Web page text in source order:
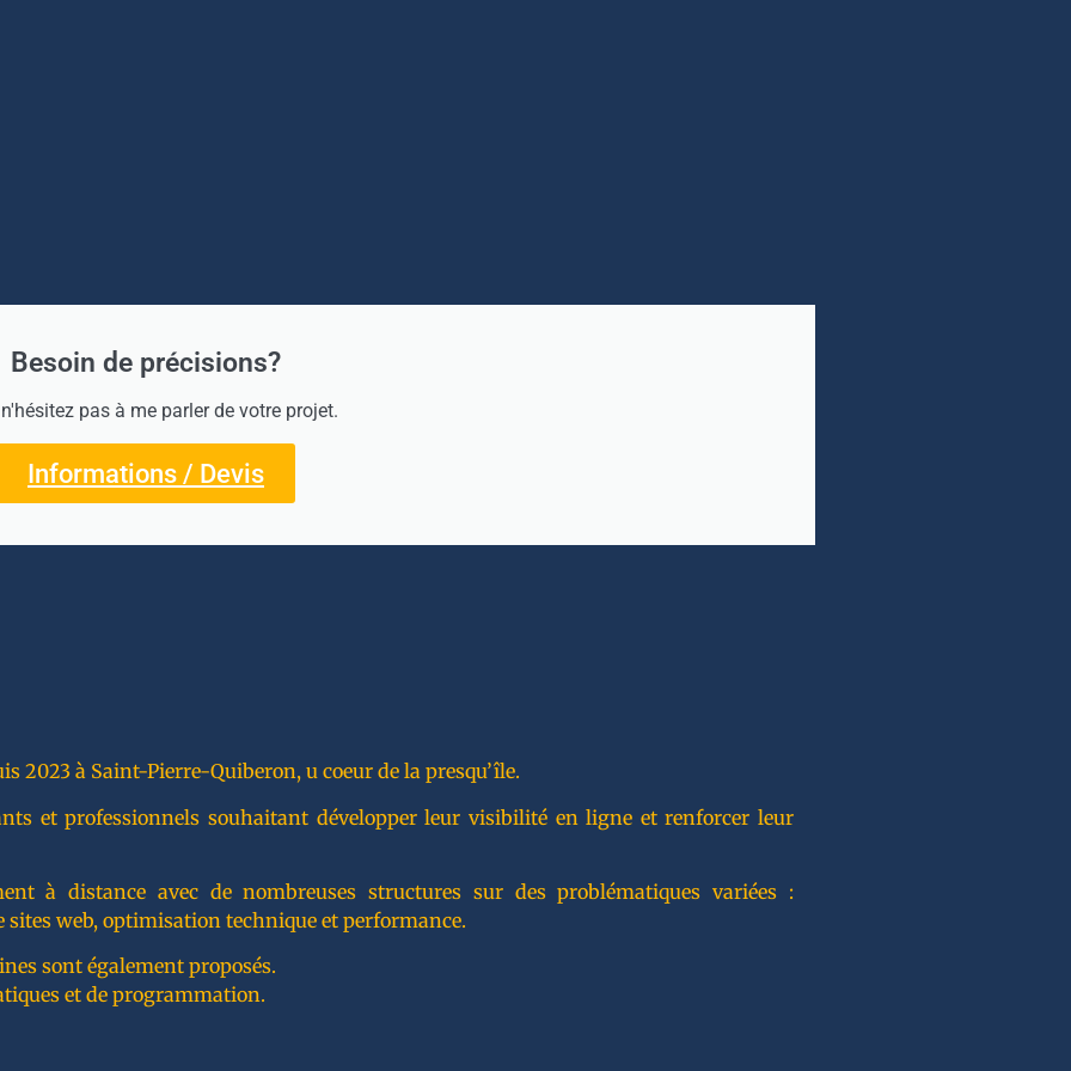
Besoin de précisions?
pas à me parler de votre projet.
Informations / Devis
2023 à Saint-Pierre-Quiberon, u coeur de la presqu’île.
et professionnels souhaitant développer leur visibilité en ligne et renforcer leur
à distance avec de nombreuses structures sur des problématiques variées :
web, optimisation technique et performance.
sont également proposés.
et de programmation.